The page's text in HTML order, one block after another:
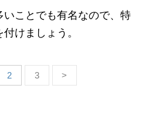
ことでも有名なので、特
けましょう。
2 3 >